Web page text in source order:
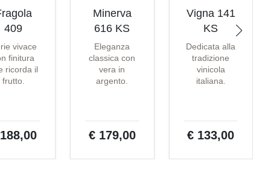
409
vivace
finitura
ricorda il
frutto.
Minerva
616 KS
Eleganza
classica con
vera in
argento.
€ 179,00
Vigna 141
KS
Dedicata alla
tradizione
vinicola
italiana.
€ 133,00